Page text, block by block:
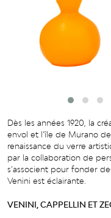
Dès les années 1920, la
envol et l’île de Murano
renaissance du verre
par la collaboration de
s’associent pour fonder
Venini est éclairante.
VENINI, CAPPELLIN ET